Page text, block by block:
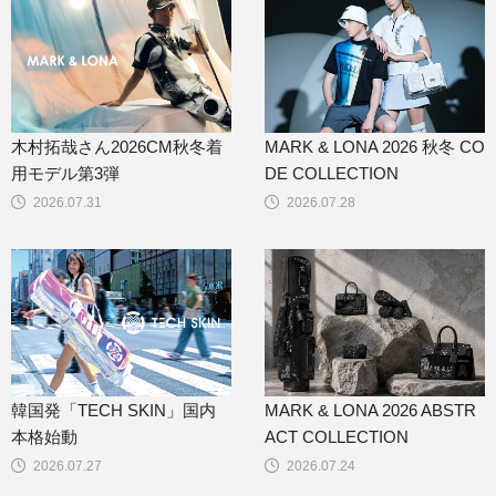
2026.07.31
木村拓哉さん2026CM秋冬着
用モデル第3弾
2026.07.28
MARK & LONA 2026 秋冬 CO
DE COLLECTION
2026.07.27
韓国発「TECH SKIN」国内
本格始動
2026.07.24
MARK & LONA 2026 ABSTR
ACT COLLECTION